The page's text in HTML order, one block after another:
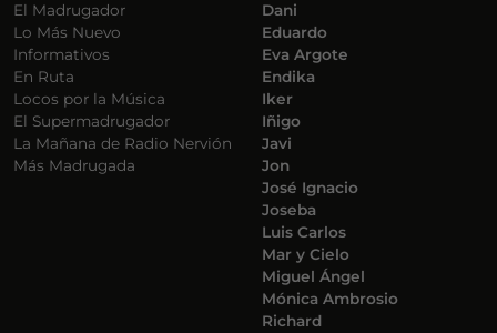
El Madrugador
Lo Más Nuevo
Informativos
En Ruta
Locos por la Música
El Supermadrugador
La Mañana de Radio Nervión
Más Madrugada
Dani
Eduardo
Eva Argote
Endika
Iker
Iñigo
Javi
Jon
José Ignacio
Joseba
Luis Carlos
Mar y Cielo
Miguel Ángel
Mónica Ambrosio
Richard